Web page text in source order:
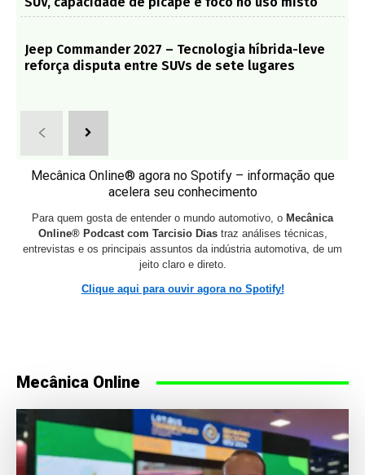
Jeep Commander 2027 – Tecnologia híbrida-leve
reforça disputa entre SUVs de sete lugares
Mecânica Online® agora no Spotify – informação que
acelera seu conhecimento
Para quem gosta de entender o mundo automotivo, o Mecânica
Online® Podcast com Tarcisio Diastraz análises técnicas,
entrevistas e os principais assuntos da indústria automotiva, de um
jeito claro e direto.
Clique aqui para ouvir agora no Spotify!
Mecânica Online